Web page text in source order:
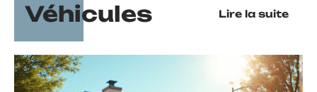
Véhicules Lire la suite